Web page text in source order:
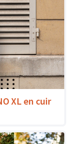
XL en cuir